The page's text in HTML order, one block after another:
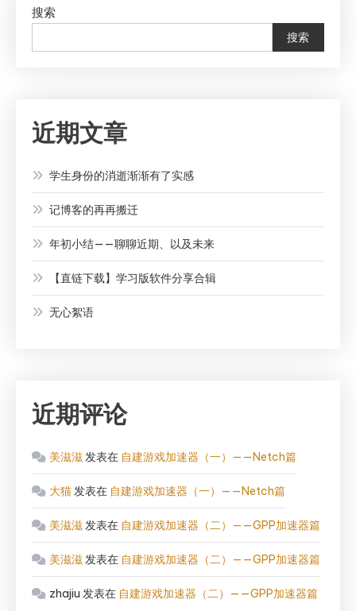
搜索
搜索
近期文章
学生身份的消逝渐渐有了实感
记博客的再再搬迁
年初小结——聊聊近期、以及未来
【直链下载】学习版软件分享合辑
无心絮语
近期评论
美滋滋发表在 自建游戏加速器（一）——Netch篇
大猫发表在 自建游戏加速器（一）——Netch篇
美滋滋发表在 自建游戏加速器（二）——GPP加速器篇
美滋滋发表在 自建游戏加速器（二）——GPP加速器篇
zhajiu 发表在 自建游戏加速器（二）——GPP加速器篇